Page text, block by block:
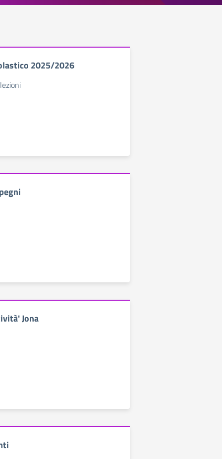
2025/2026
Jona